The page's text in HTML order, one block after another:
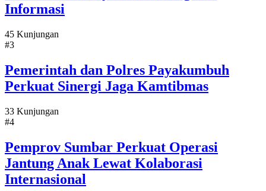
Informasi
45 Kunjungan
#3
Pemerintah dan Polres Payakumbuh
Perkuat Sinergi Jaga Kamtibmas
33 Kunjungan
#4
Pemprov Sumbar Perkuat Operasi
Jantung Anak Lewat Kolaborasi
Internasional